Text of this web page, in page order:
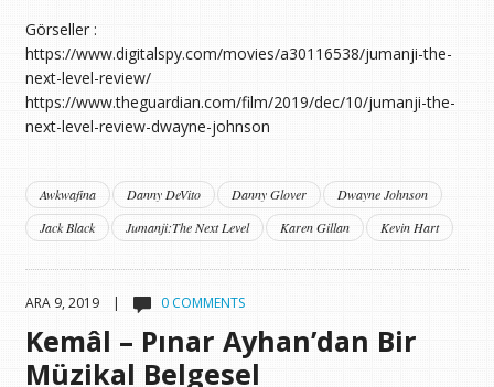
Görseller :
https://www.digitalspy.com/movies/a30116538/jumanji-the-
next-level-review/
https://www.theguardian.com/film/2019/dec/10/jumanji-the-
next-level-review-dwayne-johnson
Awkwafina Danny DeVito Danny Glover
Dwayne Johnson
Jack Black
Jumanji:The Next Level Karen Gillan Kevin Hart
ARA 9, 2019 | 0 COMMENTS
Kemâl – Pınar Ayhan’dan Bir
Müzikal Belgesel